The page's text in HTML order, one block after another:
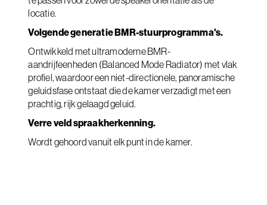
locatie.
Volgende generatie BMR-stuurprogramma's.
Ontwikkeld met ultramoderne BMR-
aandrijfeenheden (Balanced Mode Radiator) met vlak
profiel, waardoor een niet-directionele, panoramische
geluidsfase ontstaat die de kamer verzadigt met een
prachtig, rijk gelaagd geluid.
Verre veld spraakherkenning.
Wordt gehoord vanuit elk punt in de kamer.